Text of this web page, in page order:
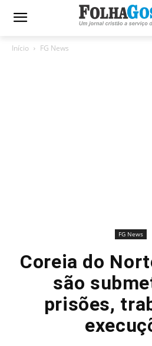
Início FG News
FG News
Coreia do
são
prisões,